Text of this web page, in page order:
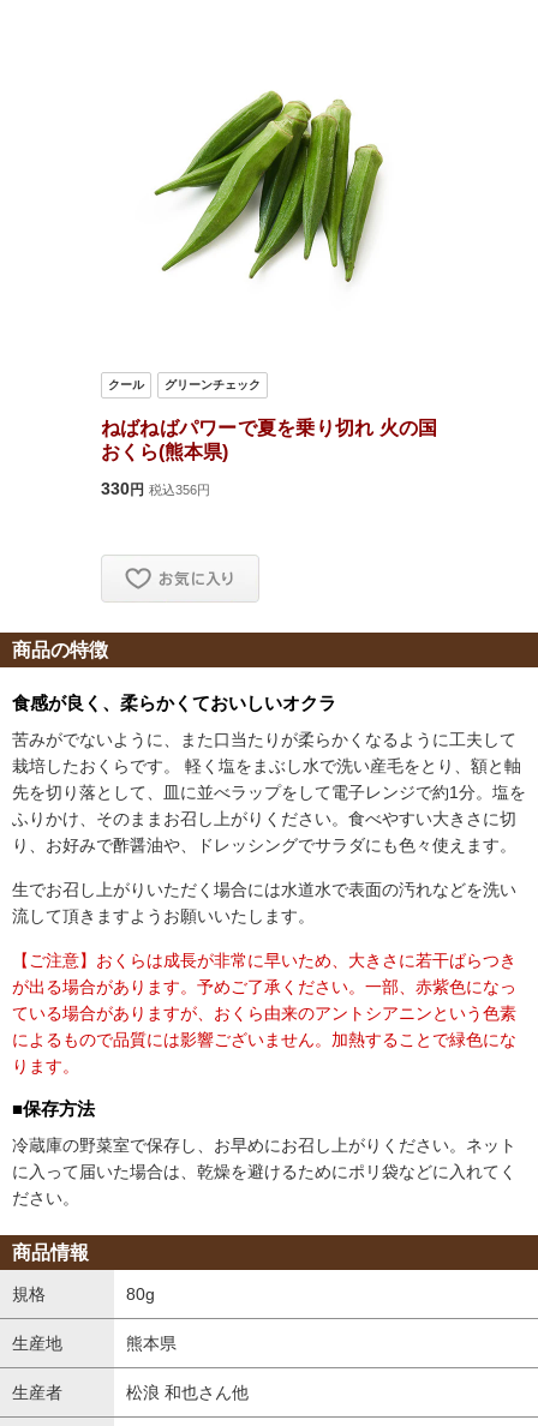
商品の特徴
食感が良く、柔らかくておいしいオクラ
苦みがでないように、また口当たりが柔らかくなるように工夫して
栽培したおくらです。 軽く塩をまぶし水で洗い産毛をとり、額と軸
先を切り落として、皿に並べラップをして電子レンジで約1分。塩を
ふりかけ、そのままお召し上がりください。食べやすい大きさに切
り、お好みで酢醤油や、ドレッシングでサラダにも色々使えます。
生でお召し上がりいただく場合には水道水で表面の汚れなどを洗い
流して頂きますようお願いいたします。
【ご注意】おくらは成長が非常に早いため、大きさに若干ばらつき
が出る場合があります。予めご了承ください。一部、赤紫色になっ
ている場合がありますが、おくら由来のアントシアニンという色素
によるもので品質には影響ございません。加熱することで緑色にな
ります。
■保存方法
冷蔵庫の野菜室で保存し、お早めにお召し上がりください。ネット
に入って届いた場合は、乾燥を避けるためにポリ袋などに入れてく
ださい。